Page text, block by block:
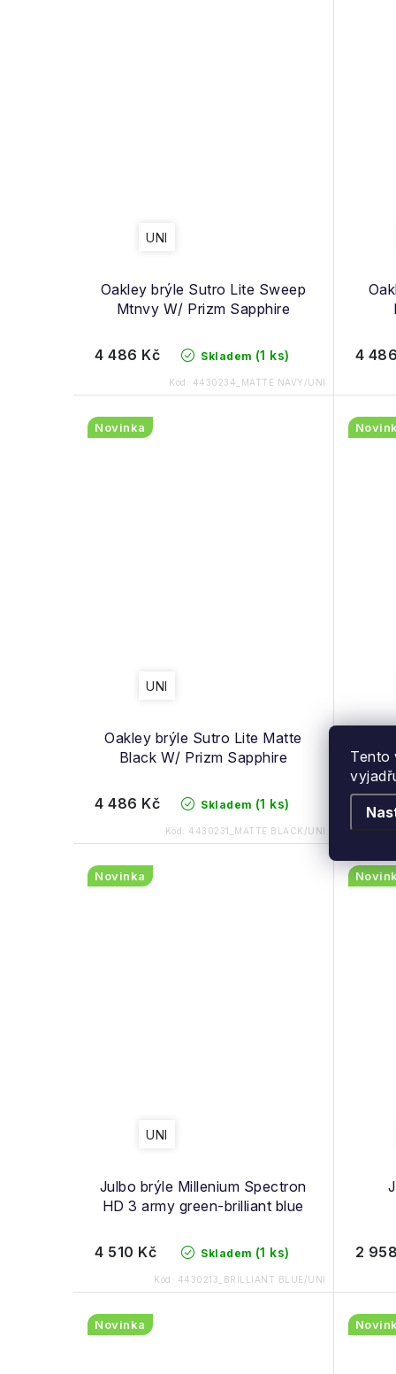
Tento
Oakley brýle Sutro Lite Sweep
Mtnvy W/ Prizm Sapphire
UNI
Skladem (1 ks)
4 486 Kč
Kód: 4430234_MATTE NAVY/UNI
4
Oakley brýle Sutro Lite Matte
Black W/ Prizm Sapphire
Novinka
UNI
Skladem (1 ks)
4 486 Kč
Kód: 4430231_MATTE BLACK/UNI
4 104
Julbo brýle Millenium Spectron
HD 3 army green-brilliant blue
Novinka
UNI
Skladem (1 ks)
4 510 Kč
Kód: 4430213_BRILLIANT BLUE/UNI
2
Novinka